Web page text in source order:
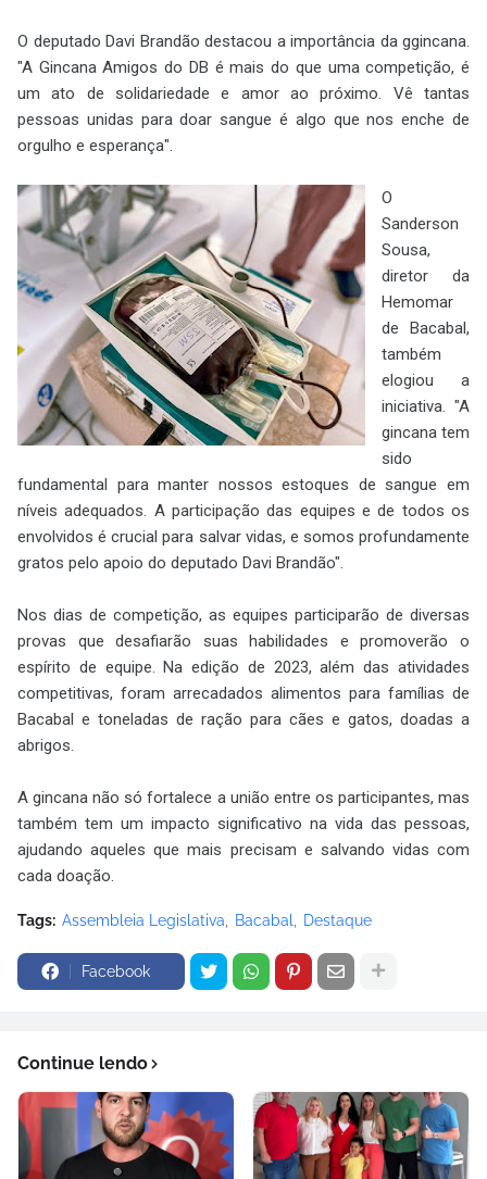
O deputado Davi Brandão destacou a importância da ggincana.
"A Gincana Amigos do DB é mais do que uma competição, é
um ato de solidariedade e amor ao próximo. Vê tantas
pessoas unidas para doar sangue é algo que nos enche de
orgulho e esperança".
O
Sanderson
Sousa,
diretor da
Hemomar
de Bacabal,
também
elogiou a
iniciativa. "A
gincana tem
sido
fundamental para manter nossos estoques de sangue em
níveis adequados. A participação das equipes e de todos os
envolvidos é crucial para salvar vidas, e somos profundamente
gratos pelo apoio do deputado Davi Brandão".
Nos dias de competição, as equipes participarão de diversas
provas que desafiarão suas habilidades e promoverão o
espírito de equipe. Na edição de 2023, além das atividades
competitivas, foram arrecadados alimentos para famílias de
Bacabal e toneladas de ração para cães e gatos, doadas a
abrigos.
A gincana não só fortalece a união entre os participantes, mas
também tem um impacto significativo na vida das pessoas,
ajudando aqueles que mais precisam e salvando vidas com
cada doação.
Tags: Assembleia Legislativa Bacabal Destaque
Facebook
Continue lendo